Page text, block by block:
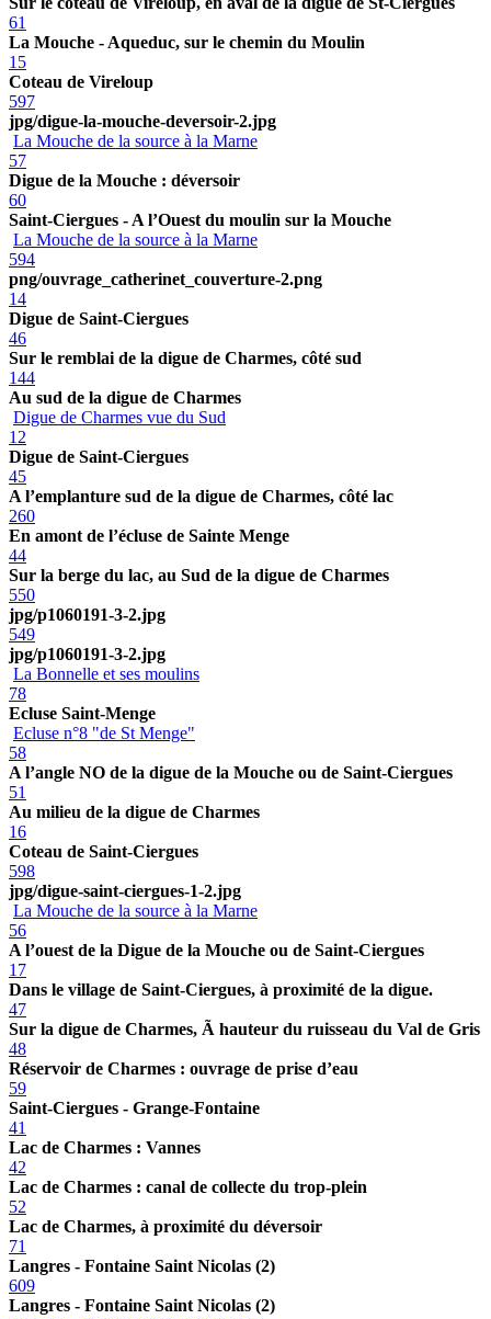
61
La Mouche - Aqueduc, sur le chemin du Moulin
15
Coteau de Vireloup
597
jpg/digue-la-mouche-deversoir-2.jpg
La Mouche de la source à la Marne
57
Digue de la Mouche : déversoir
60
Saint-Ciergues - A l’Ouest du moulin sur la Mouche
La Mouche de la source à la Marne
594
png/ouvrage_catherinet_couverture-2.png
14
Digue de Saint-Ciergues
46
Sur le remblai de la digue de Charmes, côté sud
144
Au sud de la digue de Charmes
Digue de Charmes vue du Sud
12
Digue de Saint-Ciergues
45
A l’emplanture sud de la digue de Charmes, côté lac
260
En amont de l’écluse de Sainte Menge
44
Sur la berge du lac, au Sud de la digue de Charmes
550
jpg/p1060191-3-2.jpg
549
jpg/p1060191-3-2.jpg
La Bonnelle et ses moulins
78
Ecluse Saint-Menge
Ecluse n°8 "de St Menge"
58
A l’angle NO de la digue de la Mouche ou de Saint-Ciergues
51
Au milieu de la digue de Charmes
16
Coteau de Saint-Ciergues
598
jpg/digue-saint-ciergues-1-2.jpg
La Mouche de la source à la Marne
56
A l’ouest de la Digue de la Mouche ou de Saint-Ciergues
17
Dans le village de Saint-Ciergues, à proximité de la digue.
47
Sur la digue de Charmes, Ã hauteur du ruisseau du Val de Gris
48
Réservoir de Charmes : ouvrage de prise d’eau
59
Saint-Ciergues - Grange-Fontaine
41
Lac de Charmes : Vannes
42
Lac de Charmes : canal de collecte du trop-plein
52
Lac de Charmes, à proximité du déversoir
71
Langres - Fontaine Saint Nicolas (2)
609
Langres - Fontaine Saint Nicolas (2)